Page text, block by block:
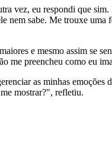
vez, eu respondi que
nem sabe. Me trouxe uma
e mesmo assim se
me preencheu como eu
as minhas emoções
mostrar?", refletiu.